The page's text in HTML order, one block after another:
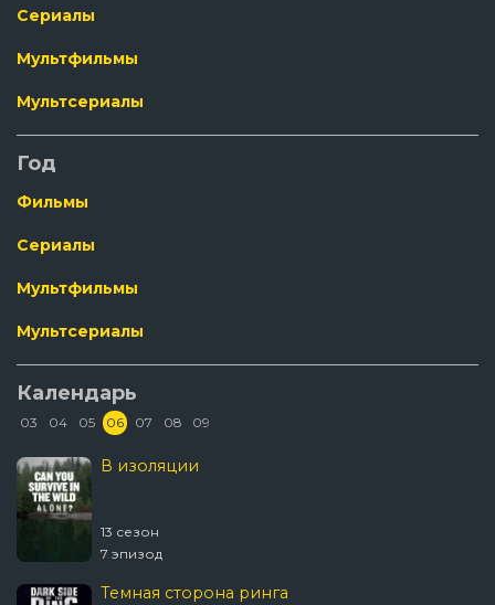
Сериалы
Мультфильмы
Мультсериалы
Год
Фильмы
Сериалы
Мультфильмы
Мультсериалы
Календарь
03 04 05 06 07 08 09
В изоляции
13 сезон
7 эпизод
Темная сторона ринга